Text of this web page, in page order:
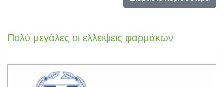
Πολύ μεγάλες οι ελλείψεις φαρμάκων